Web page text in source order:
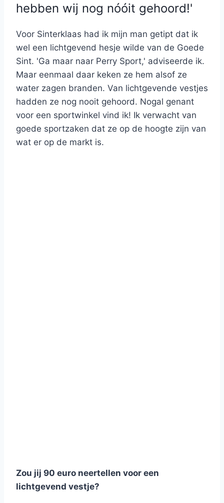
hebben wij nog nóóit gehoord!'
Voor Sinterklaas had ik mijn man getipt dat ik
wel een lichtgevend hesje wilde van de Goede
Sint. 'Ga maar naar Perry Sport,' adviseerde ik.
Maar eenmaal daar keken ze hem alsof ze
water zagen branden. Van lichtgevende vestjes
hadden ze nog nooit gehoord. Nogal genant
voor een sportwinkel vind ik! Ik verwacht van
goede sportzaken dat ze op de hoogte zijn van
wat er op de markt is.
Zou jij 90 euro neertellen voor een
lichtgevend vestje?